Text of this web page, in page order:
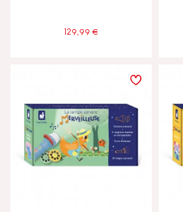
129,99 €